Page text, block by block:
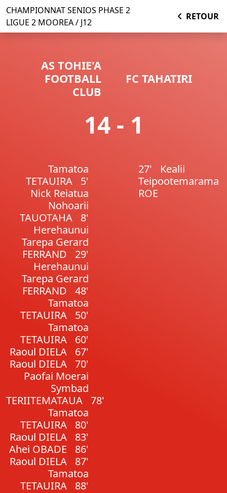
CHAMPIONNAT SENIOS PHASE 2
LIGUE 2 MOOREA / J12
RETOUR
AS TOHIE'A
FOOTBALL
CLUB
FC TAHATIRI
14 - 1
Tamatoa
TETAUIRA
5'
Nick Reiatua
Nohoarii
TAUOTAHA
8'
Herehaunui
Tarepa Gerard
FERRAND
29'
Herehaunui
Tarepa Gerard
FERRAND
48'
Tamatoa
TETAUIRA
50'
Tamatoa
TETAUIRA
60'
Raoul DIELA
67'
Raoul DIELA
70'
Paofai Moerai
Symbad
TERIITEMATAUA 78'
Tamatoa
TETAUIRA
80'
Raoul DIELA
83'
Ahei OBADE
86'
Raoul DIELA
87'
Tamatoa
TETAUIRA
88'
27'
Kealii
Teipootemarama
ROE